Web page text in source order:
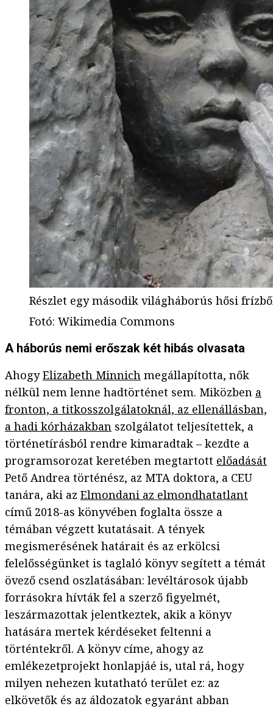
Részlet egy második világháborús hősi
Fotó: Wikimedia Commons
A háborús nemi erőszak két hibás olvasata
AhogyElizabeth Minnich megállapította, nők
nélkül nem lenne hadtörténet sem. Miközben a
fronton, a titkosszolgálatoknál, az ellenállásban,
a hadi kórházakban szolgálatot teljesítettek, a
történetírásból rendre kimaradtak – kezdte a
programsorozat keretében megtartott előadását
Pető Andrea történész, az MTA doktora, a CEU
tanára, aki az Elmondani az elmondhatatlant
című 2018-as könyvében foglalta össze a
témában végzett kutatásait. A tények
megismerésének határait és az erkölcsi
felelősségünket is taglaló könyv segített a témát
övező csend oszlatásában: levéltárosok újabb
forrásokra hívták fel a szerző figyelmét,
leszármazottak jelentkeztek, akik a könyv
hatására mertek kérdéseket feltenni a
történtekről. A könyv címe, ahogy az
emlékezetprojekt honlapjáé is, utal rá, hogy
milyen nehezen kutatható terület ez: az
elkövetők és az áldozatok egyaránt abban